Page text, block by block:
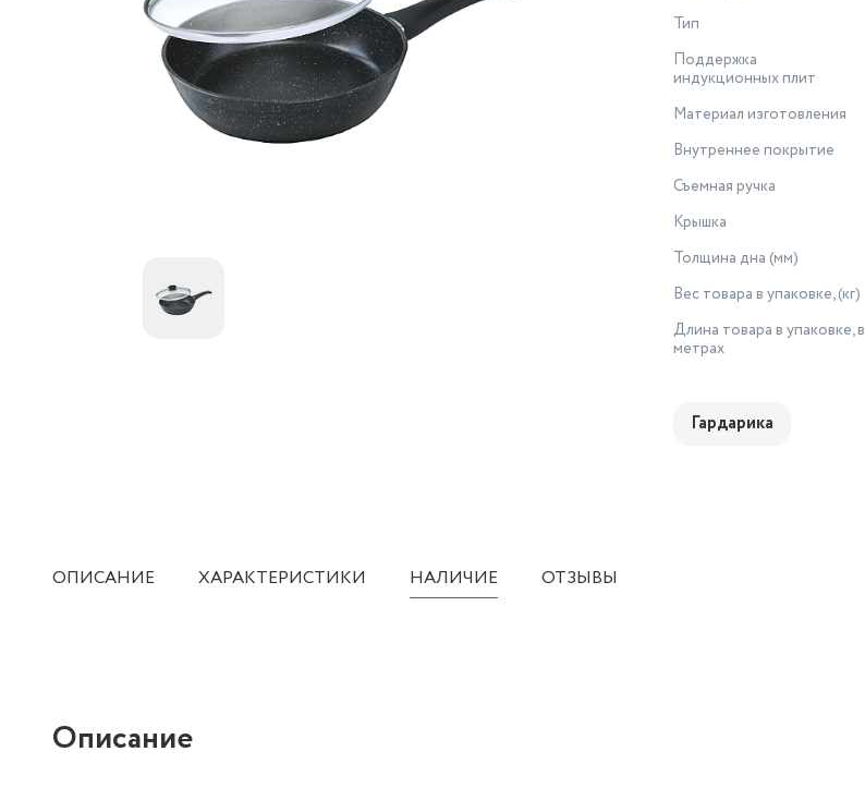
Тип
Поддержка
индукционных плит
Материал изготовления
Внутреннее покрытие
Съемная ручка
Крышка
Толщина дна (мм)
Вес товара в упаковке, (кг)
Длина товара в упаковке, в
метрах
Гардарика
ОПИСАНИЕ ХАРАКТЕРИСТИКИ НАЛИЧИЕ ОТЗЫВЫ
Описание